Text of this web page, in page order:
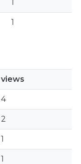
1
1
views
4
2
1
1